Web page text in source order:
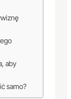
aby
samo?